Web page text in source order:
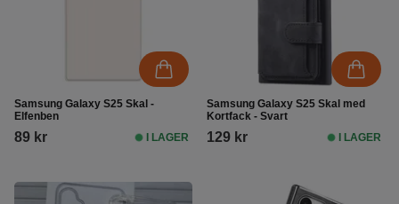
Samsung Galaxy S25 Skal -
Elfenben
89 kr I LAGER
Samsung Galaxy S25 Skal med
Kortfack - Svart
129 kr I LAGER